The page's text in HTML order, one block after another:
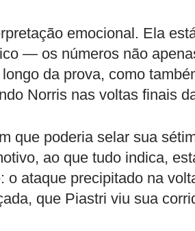
emocional. Ela
— os números não
longo da prova, como
Norris nas voltas finais
que poderia selar sua
ao que tudo indica,
o ataque precipitado na
que Piastri viu sua